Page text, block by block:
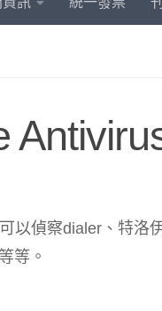
以偵察dialer、特洛
等。